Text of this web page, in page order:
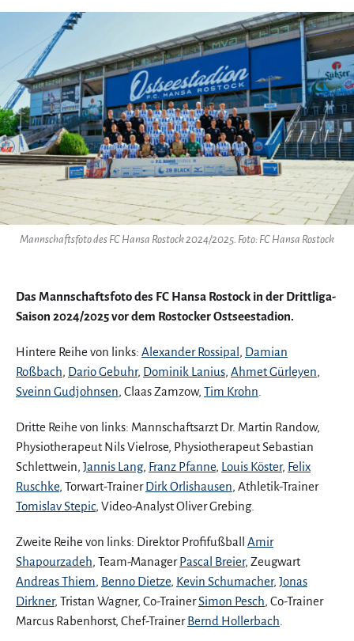
Mannschaftsfoto des FC Hansa Rostock 2024/2025. Foto: FC Hansa Rostock
Das Mannschaftsfoto des FC Hansa Rostock in der Drittliga-
Saison 2024/2025 vor dem Rostocker Ostseestadion.
Hintere Reihe von links: Alexander Rossipal , Damian
Roßbach, Dario Gebuhr, Dominik Lanius, Ahmet Gürleyen,
Sveinn Gudjohnsen, Claas Zamzow, Tim Krohn
Dritte Reihe von links: Mannschaftsarzt Dr. Martin Randow,
Physiotherapeut Nils Vielrose, Physiotherapeut Sebastian
Schlettwein, Jannis Lang, Franz Pfanne, Louis Köster, Felix
Ruschke, Torwart-TrainerDirk Orlishausen, Athletik-Trainer
Tomislav Stepic, Video-Analyst Oliver Grebing.
Zweite Reihe von links: Direktor Profifußball Amir
Shapourzadeh, Team-ManagerPascal Breier, Zeugwart
Andreas Thiem, Benno Dietze, Kevin Schumacher, Jonas
Dirkner, Tristan Wagner, Co-TrainerSimon Pesch, Co-Trainer
Marcus Rabenhorst, Chef-TrainerBernd Hollerbach